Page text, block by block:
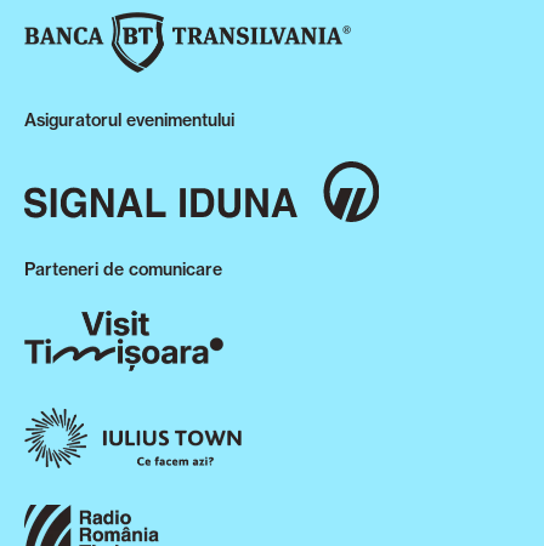
Asiguratorul evenimentului
Parteneri de comunicare